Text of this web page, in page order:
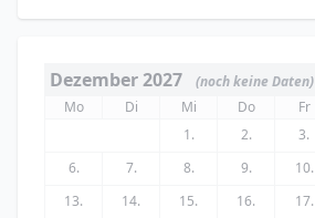
Dezember 2027
(noch keine Daten)
Mo
Di Mi Do Fr
1.
2. 3.
6.
7. 8. 9. 10.
13.
14. 15. 16. 17.